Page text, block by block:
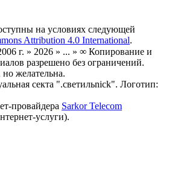
на условиях следующей
Attribution 4.0 International.
г. » 2026 » ... » ∞ Копирование и
разрешено без ограничений.
желательна.
секта ".светильnick". Логотип:
провайдера Sarkor Telecom
услуги).